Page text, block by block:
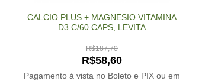
CALCIO PLUS + MAGNESIO VITAMINA
D3 C/60 CAPS, LEVITA
R$187,70
R$58,60
Pagamento à vista no Boleto e PIX ou em